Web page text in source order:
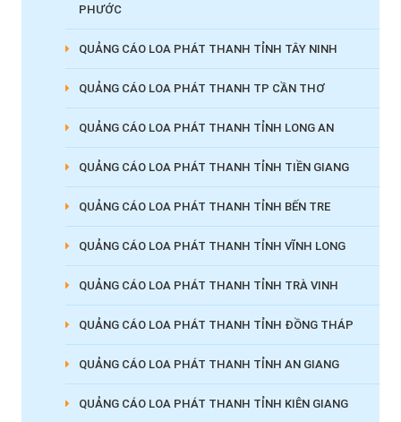
PHƯỚC
QUẢNG CÁO LOA PHÁT THANH TỈNH TÂY NINH
QUẢNG CÁO LOA PHÁT THANH TP CẦN THƠ
QUẢNG CÁO LOA PHÁT THANH TỈNH LONG AN
QUẢNG CÁO LOA PHÁT THANH TỈNH TIỀN GIANG
QUẢNG CÁO LOA PHÁT THANH TỈNH BẾN TRE
QUẢNG CÁO LOA PHÁT THANH TỈNH VĨNH LONG
QUẢNG CÁO LOA PHÁT THANH TỈNH TRÀ VINH
QUẢNG CÁO LOA PHÁT THANH TỈNH ĐỒNG THÁP
QUẢNG CÁO LOA PHÁT THANH TỈNH AN GIANG
QUẢNG CÁO LOA PHÁT THANH TỈNH KIÊN GIANG